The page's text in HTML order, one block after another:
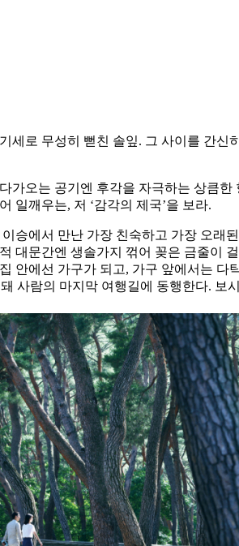
세로 무성히 뻗친 솔잎. 그 사이를 간
가오는 공기엔 후각을 자극하는 상큼
일깨우는, 저 ‘감각의 제국’을 보라.
승에서 만난 가장 친숙하고 가장 오
대문간엔 생솔가지 꺾어 꽂은 금줄이
안에선 가구가 되고, 가구 앞에서는
사람의 마지막 여행길에 동행한다. 보